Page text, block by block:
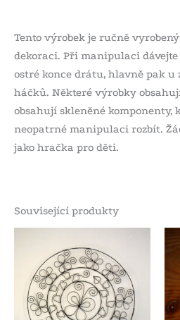
Tento výrobek je ručně
dekoraci. Při manipulaci
ostré konce drátu, hlavně pak
háčků. Některé výrobky
obsahují skleněné komponenty,
neopatrné manipulaci rozbít.
jako hračka pro děti.
Související produkty